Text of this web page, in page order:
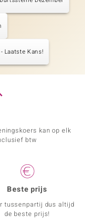
Laatste Kans!
kan op elk
btw
Beste prijs
tussenpartij dus altijd
de beste prijs!